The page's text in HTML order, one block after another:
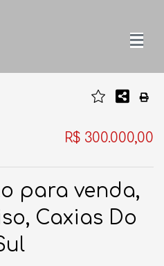
R$ 300.000,00
para venda,
Caxias Do